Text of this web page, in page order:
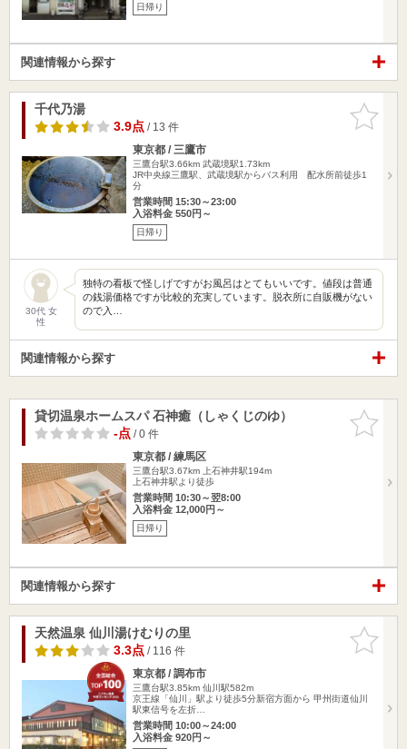
日帰り
関連情報から探す
お気に入
りに追加
千代乃湯
3.9点/ 13 件
東京都 / 三鷹市
三鷹台駅3.66km 武蔵境駅1.73km
JR中央線三鷹駅、武蔵境駅からバス利用 配水所前徒歩1
分
営業時間 15:30～23:00
入浴料金 550円～
日帰り
30代 女
性
独特の看板で怪しげですがお風呂はとてもいいです。値段は普通
の銭湯価格ですが比較的充実しています。脱衣所に自販機がない
ので入…
関連情報から探す
お気に入
りに追加
貸切温泉ホームスパ 石神癒（しゃくじのゆ）
-点/ 0 件
東京都 / 練馬区
三鷹台駅3.67km
上石神井駅194m
上石神井駅より徒歩
営業時間 10:30～翌8:00
入浴料金 12,000円～
日帰り
関連情報から探す
お気に入
りに追加
天然温泉 仙川湯けむりの里
3.3点/ 116 件
東京都 / 調布市
三鷹台駅3.85km 仙川駅582m
京王線「仙川」駅より徒歩5分新宿方面から 甲州街道仙川
駅東信号を左折…
営業時間 10:00～24:00
入浴料金 920円～